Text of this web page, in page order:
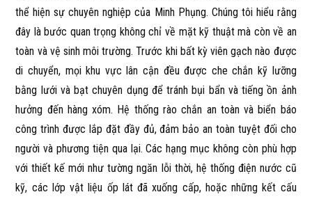
thể hiện sự chuyên nghiệp của Minh Phụng. Chúng tôi hiểu rằng
đây là bước quan trọng không chỉ về mặt kỹ thuật mà còn về an
toàn và vệ sinh môi trường. Trước khi bất kỳ viên gạch nào được
di chuyển, mọi khu vực lân cận đều được che chắn kỹ lưỡng
bằng lưới và bạt chuyên dụng để tránh bụi bẩn và tiếng ồn ảnh
hưởng đến hàng xóm. Hệ thống rào chắn an toàn và biển báo
công trình được lắp đặt đầy đủ, đảm bảo an toàn tuyệt đối cho
người và phương tiện qua lại. Các hạng mục không còn phù hợp
với thiết kế mới như tường ngăn lỗi thời, hệ thống điện nước cũ
kỹ, các lớp vật liệu ốp lát đã xuống cấp, hoặc những kết cấu